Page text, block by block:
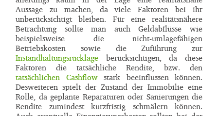
Aussage zu machen, da viele Faktoren bei ihr
unberücksichtigt bleiben. Für eine realitätsnähere
Betrachtung sollte man auch Geldabflüsse wie
beispielsweise die nicht-umlagefähigen
Betriebskosten sowie die Zuführung zur
Instandhaltungsrücklage berücksichtigen, da diese
Faktoren die tatsächliche Rendite, bzw. den
tatsächlichen Cashflowstark beeinflussen können.
Desweiteren spielt der Zustand der Immobilie eine
Rolle, da geplante Reparaturen oder Sanierungen die
Rendite zumindest kurzfristig schmälern können.